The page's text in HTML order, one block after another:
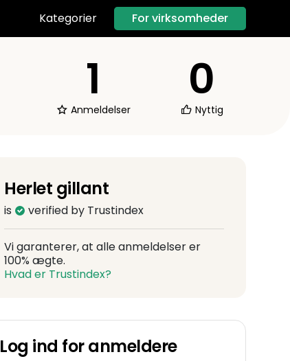
Kategorier For virksomheder
1
Anmeldelser
0
Nyttig
Herlet gillant
is verified by Trustindex
Vi garanterer, at alle anmeldelser er
100% ægte.
Hvad er Trustindex?
Log ind for anmeldere